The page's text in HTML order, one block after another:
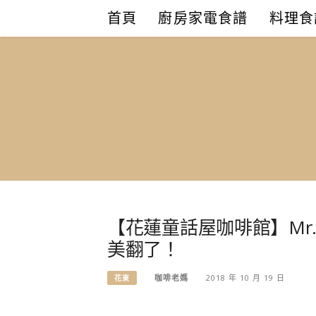
content
首頁 廚房家電食譜 料理
【花蓮童話屋咖啡館】
美翻了！
花東 咖啡老媽 2018 年 10 月 19 日